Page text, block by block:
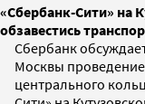
«Сбербанк-Сити» на
обзавестись
Сбербанк
Москвы
центрального